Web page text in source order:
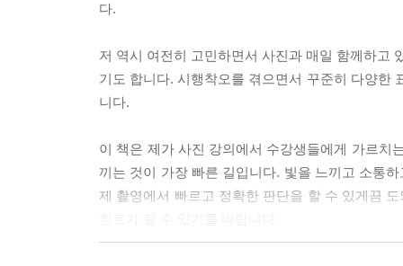
다.
저 역시 여전히 고민하면서 사진과 매일 함께하고
기도 합니다. 시행착오를 겪으면서 꾸준히 다양한
니다.
이 책은 제가 사진 강의에서 수강생들에게 가르치
끼는 것이 가장 빠른 길입니다. 빛을 느끼고 소통
제 촬영에서 빠르고 정확한 판단을 할 수 있게끔